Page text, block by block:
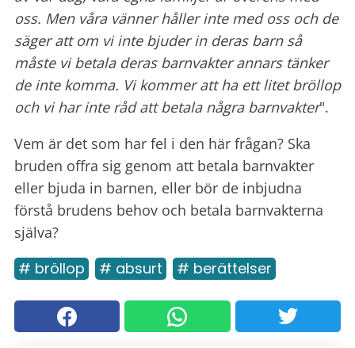
oss. Men våra vänner håller inte med oss och de
säger att om vi inte bjuder in deras barn så
måste vi betala deras barnvakter annars tänker
de inte komma. Vi kommer att ha ett litet bröllop
och vi har inte råd att betala några barnvakter".
Vem är det som har fel i den här frågan? Ska
bruden offra sig genom att betala barnvakter
eller bjuda in barnen, eller bör de inbjudna
förstå brudens behov och betala barnvakterna
själva?
# bröllop # absurt # berättelser